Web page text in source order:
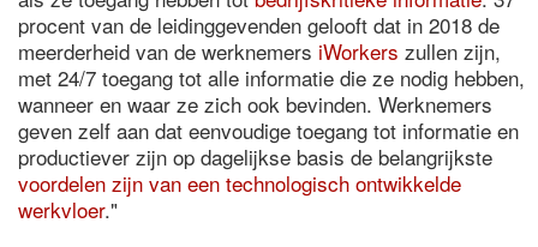
procent van de leidinggevenden gelooft dat in 2018 de
meerderheid van de werknemers iWorkers zullen zijn,
met 24/7 toegang tot alle informatie die ze nodig hebben,
wanneer en waar ze zich ook bevinden. Werknemers
geven zelf aan dat eenvoudige toegang tot informatie en
productiever zijn op dagelijkse basis de belangrijkste
voordelen zijn van een technologisch ontwikkelde
werkvloer."